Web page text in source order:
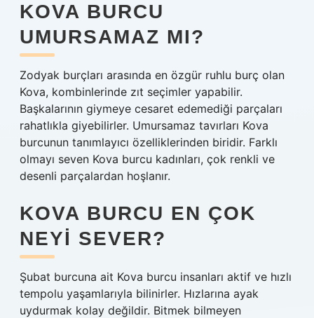
KOVA BURCU
UMURSAMAZ MI?
Zodyak burçları arasında en özgür ruhlu burç olan
Kova, kombinlerinde zıt seçimler yapabilir.
Başkalarının giymeye cesaret edemediği parçaları
rahatlıkla giyebilirler. Umursamaz tavırları Kova
burcunun tanımlayıcı özelliklerinden biridir. Farklı
olmayı seven Kova burcu kadınları, çok renkli ve
desenli parçalardan hoşlanır.
KOVA BURCU EN ÇOK
NEYI SEVER?
Şubat burcuna ait Kova burcu insanları aktif ve hızlı
tempolu yaşamlarıyla bilinirler. Hızlarına ayak
uydurmak kolay değildir. Bitmek bilmeyen